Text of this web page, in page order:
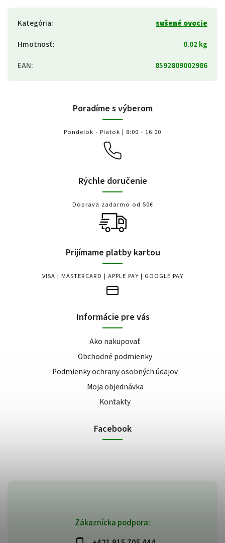
Kategória:
sušené ovocie
Hmotnosť:
0.02 kg
EAN: 8592809002986
Zákaznícka podpora:
Poradíme s výberom
Pondelok - Piatok | 8:00 - 16:00
Rýchle doručenie
Doprava zadarmo od 50€
Prijímame platby kartou
VISA | MASTERCARD | APPLE PAY | GOOGLE PAY
Informácie pre vás
Ako nakupovať
Obchodné podmienky
Podmienky ochrany osobných údajov
Moja objednávka
Kontakty
Facebook